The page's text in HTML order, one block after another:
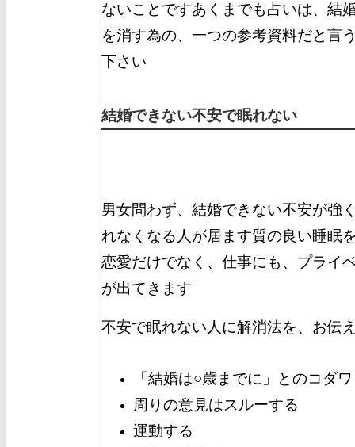
ないことですあくまでも占いは、結
を消す為の、一つの参考資料だと言
下さい
結婚できない不安で眠れない
男女問わず、 結婚できない不安が強
れなくなる人が居ます質の良い睡眠
恋愛だけでなく、仕事にも、プライ
が出てきます
不安で眠れない人に解消法を、お伝
「結婚は○歳までに」とのコダ
周りの意見はスルーする
運動する